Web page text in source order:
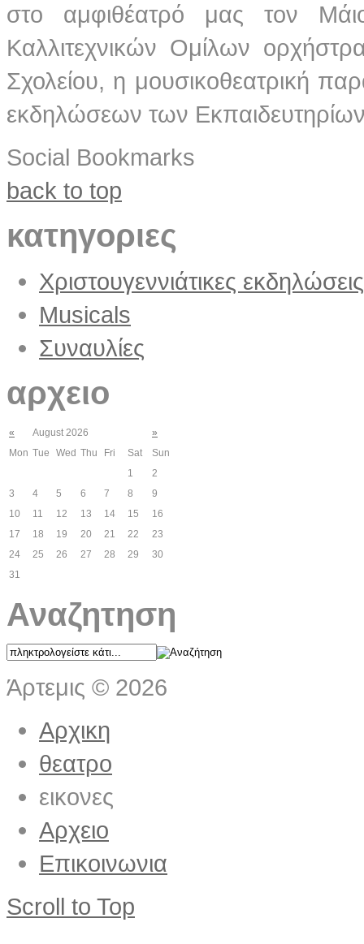
στο αμφιθέατρό μας τον
Καλλιτεχνικών Ομίλων
Σχολείου, η μουσικοθεατρική
εκδηλώσεων των
Social Bookmarks
back to top
κατηγοριες
Χριστουγεννιάτικες εκδηλώσεις
Musicals
Συναυλίες
αρχειο
« August 2026
»
Mon Tue Wed Thu Fri Sat
Sun
1
2
3
4 5 6 7 8
9
10
11 12 13 14 15
16
17
18 19 20 21 22
23
24
25 26 27 28 29
30
31
Αναζητηση
Άρτεμις © 2026
Αρχικη
θεατρο
εικονες
Αρχειο
Επικοινωνια
Scroll to Top